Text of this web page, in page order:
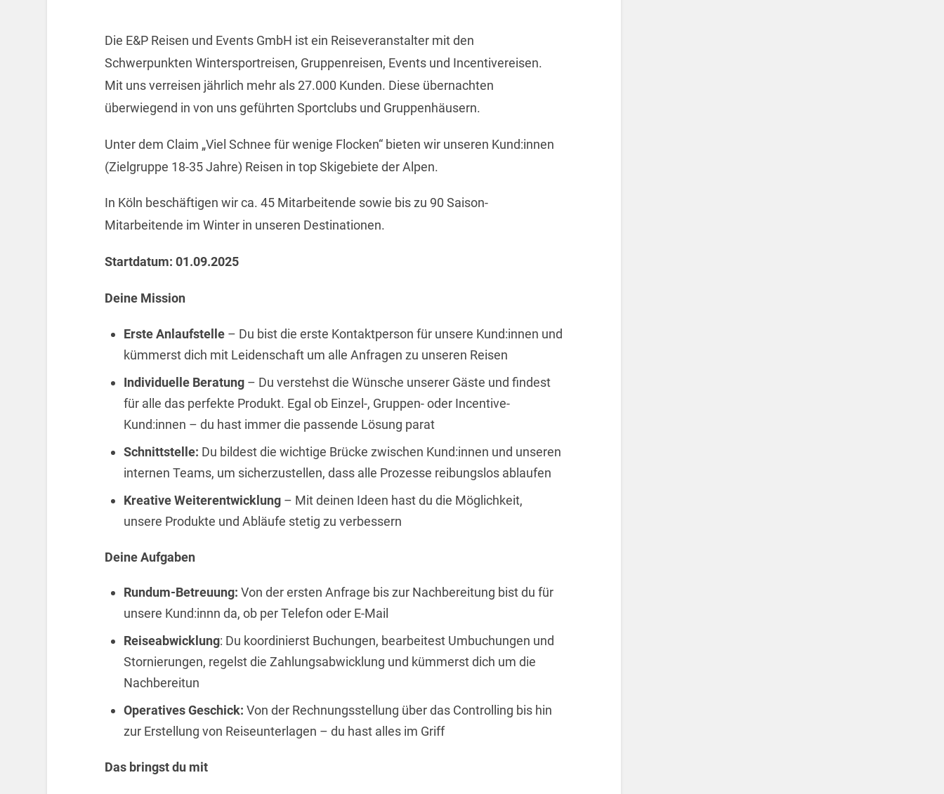
Die E&P Reisen und Events GmbH ist ein Reiseveranstalter mit den
Schwerpunkten Wintersportreisen, Gruppenreisen, Events und Incentivereisen.
Mit uns verreisen jährlich mehr als 27.000 Kunden. Diese übernachten
überwiegend in von uns geführten Sportclubs und Gruppenhäusern.
Unter dem Claim „Viel Schnee für wenige Flocken“ bieten wir unseren Kund:innen
(Zielgruppe 18-35 Jahre) Reisen in top Skigebiete der Alpen.
In Köln beschäftigen wir ca. 45 Mitarbeitende sowie bis zu 90 Saison-
Mitarbeitende im Winter in unseren Destinationen.
Startdatum: 01.09.2025
Deine Mission
Erste Anlaufstelle – Du bist die erste Kontaktperson für unsere Kund:innen und
kümmerst dich mit Leidenschaft um alle Anfragen zu unseren Reisen
Individuelle Beratung– Du verstehst die Wünsche unserer Gäste und findest
für alle das perfekte Produkt. Egal ob Einzel-, Gruppen- oder Incentive-
Kund:innen – du hast immer die passende Lösung parat
Schnittstelle: Du bildest die wichtige Brücke zwischen Kund:innen und unseren
internen Teams, um sicherzustellen, dass alle Prozesse reibungslos ablaufen
Kreative Weiterentwicklung– Mit deinen Ideen hast du die Möglichkeit,
unsere Produkte und Abläufe stetig zu verbessern
Deine Aufgaben
Rundum-Betreuung: Von der ersten Anfrage bis zur Nachbereitung bist du für
unsere Kund:innn da, ob per Telefon oder E-Mail
Reiseabwicklung: Du koordinierst Buchungen, bearbeitest Umbuchungen und
Stornierungen, regelst die Zahlungsabwicklung und kümmerst dich um die
Nachbereitun
Operatives Geschick: Von der Rechnungsstellung über das Controlling bis hin
zur Erstellung von Reiseunterlagen – du hast alles im Griff
Das bringst du mit